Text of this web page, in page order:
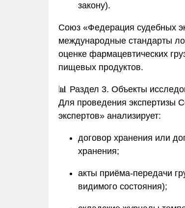
закону).
Союз «Федерация судебных
международные стандарты
оценке фармацевтических
пищевых продуктов.
📊 Раздел 3. Объекты
Для проведения экспертизы
экспертов» анализирует:
договор хранения или
хранения;
акты приёма-передачи
видимого состояния);